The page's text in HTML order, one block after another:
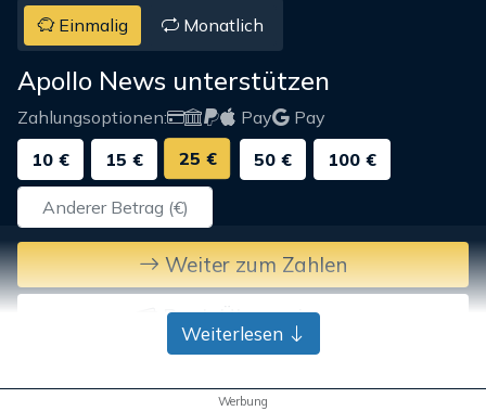
Einmalig Monatlich
Apollo News unterstützen
Zahlungsoptionen: Pay
Pay
10 €
15 € 25 € 50 € 100 €
Weiter zum Zahlen
Bank-Überweisung
Weiterlesen
Werbung